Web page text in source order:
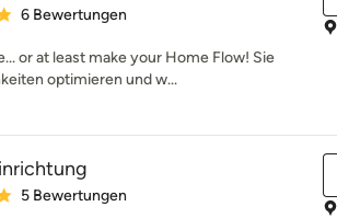
Bewertung: 5 von 5 Sternen
6 Bewertungen
or at least make your Home Flow! Sie
optimieren und w...
Bewertung: 5 von 5 Sternen
5 Bewertungen